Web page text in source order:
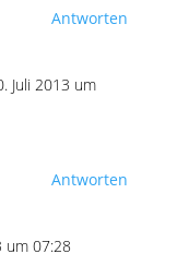
Antworten
Juli 2013 um
Antworten
um 07:28